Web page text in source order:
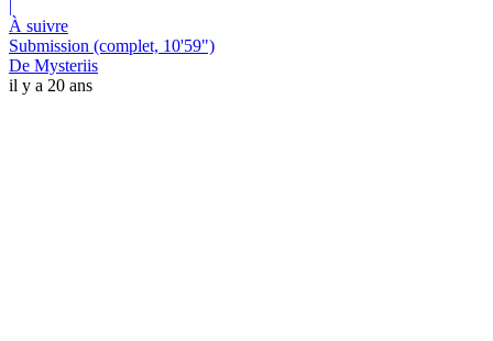
|
À suivre
Submission (complet, 10'59")
De Mysteriis
il y a 20 ans